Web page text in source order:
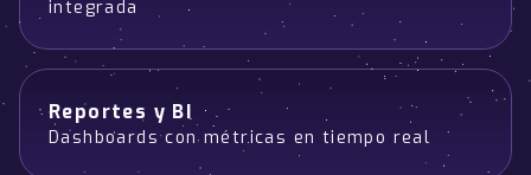
integrada
Reportes y BI
Dashboards con métricas en tiempo real